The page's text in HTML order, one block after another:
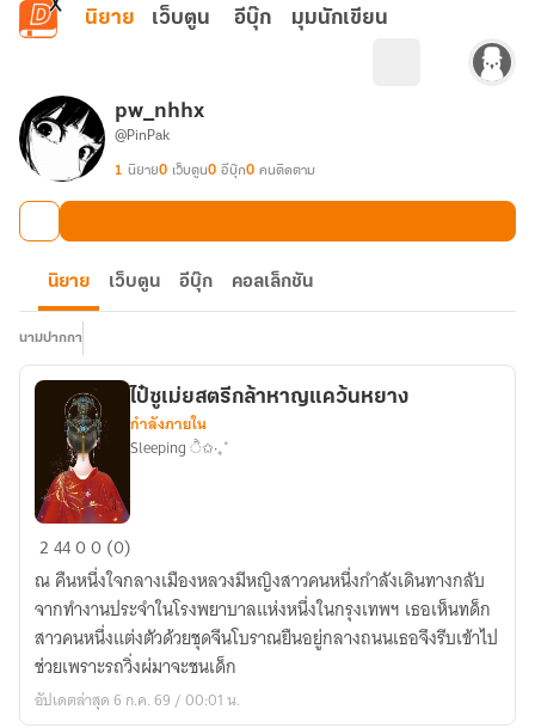
ข้ามไปยังเนื้อหาหลัก
นิยาย เว็บตูน อีบุ๊ก มุมนักเขียน
pw_nhhx
@PinPak
1 นิยาย0 เว็บตูน0 อีบุ๊ก0 คนติดตาม
นิยาย เว็บตูน อีบุ๊ก คอลเล็กชัน
นามปากกา
ไป๋
เม่ย
สตรี
กล้า
หาญ
แคว้น
ไป๋ซูเม่ยสตรีกล้าหาญแคว้นหยาง
กำลังภายใน
Sleeping ੈ✩‧₊˚
24400 (0)
ณ คืนหนึ่งใจกลางเมืองหลวงมีหญิงสาวคนหนึ่งกำลังเดินทางกลับ
จากทำงานประจำในโรงพยาบาลแห่งหนึ่งในกรุงเทพฯ เธอเห็นทด็ก
สาวคนหนึ่งแต่งตัวด้วยชุดจีนโบราณยืนอยู่กลางถนนเธอจึงรีบเข้าไป
ช่วยเพราะรถวิ่งผ่มาจะชนเด็ก
อัปเดตล่าสุด 6 ก.ค. 69 / 00:01 น.